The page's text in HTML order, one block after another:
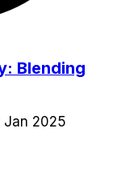
Blending
2025